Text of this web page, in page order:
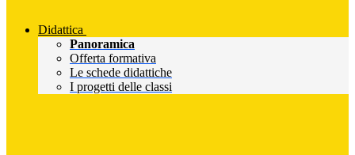
Didattica
Panoramica
Offerta formativa
Le schede didattiche
I progetti delle classi